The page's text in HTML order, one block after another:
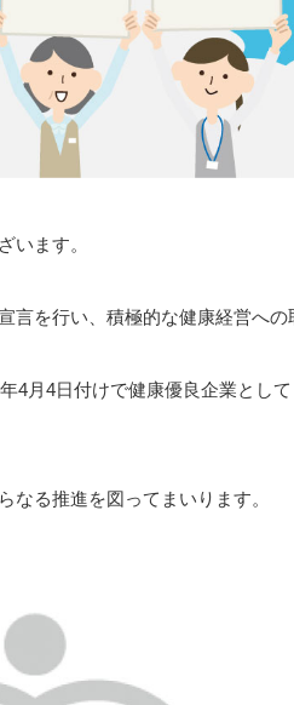
います。
言を行い、積極的な健康経営へ
4月4日付けで健康優良企業とし
なる推進を図ってまいります。